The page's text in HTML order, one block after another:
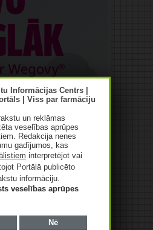
un reklāmas
veselības aprūpes
Redakcija nenes
gadījumos, kas
interpretējot vai
Portālā publicēto
informāciju.
veselības aprūpes
Nē